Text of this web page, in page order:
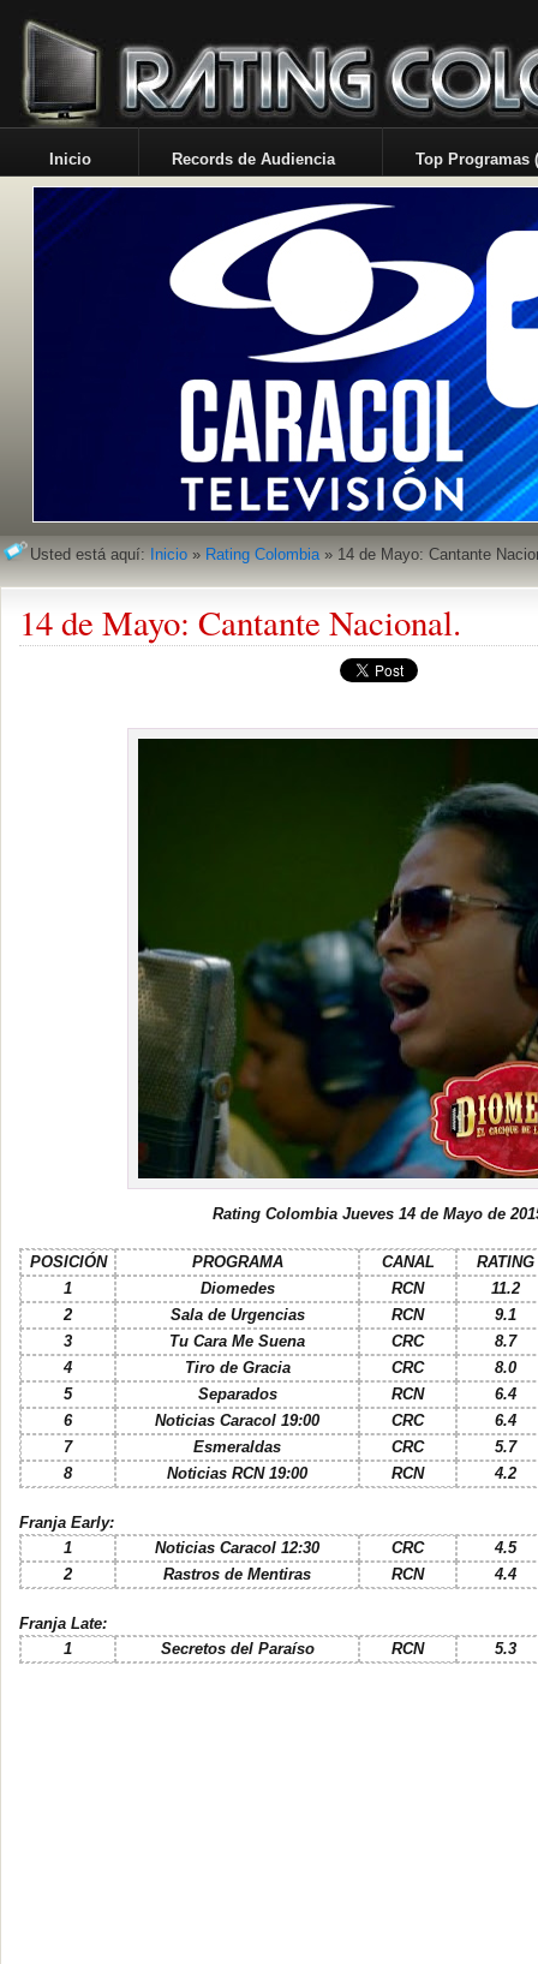
Inicio Records de Audiencia Top Programas
Usted está aquí: Inicio » Rating Colombia» 14 de Mayo: Cantante
14 de Mayo: Cantante Nacional.
Rating Colombia Jueves 14 de Mayo de
POSICIÓN PROGRAMA CANAL
RATING
1
Diomedes RCN
11.2
2
Sala de Urgencias RCN
9.1
3
Tu Cara Me Suena CRC
8.7
4
Tiro de Gracia CRC
8.0
5
Separados RCN
6.4
6
Noticias Caracol 19:00 CRC
6.4
7
Esmeraldas CRC
5.7
8
Noticias RCN 19:00 RCN 4.2
Franja Early:
1
Noticias Caracol 12:30 CRC
4.5
2
Rastros de Mentiras RCN 4.4
Franja Late:
1
Secretos del Paraíso RCN 5.3